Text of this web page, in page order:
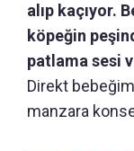
alıp kaçıyor.
köpeğin
patlama sesi
Direkt
manzara